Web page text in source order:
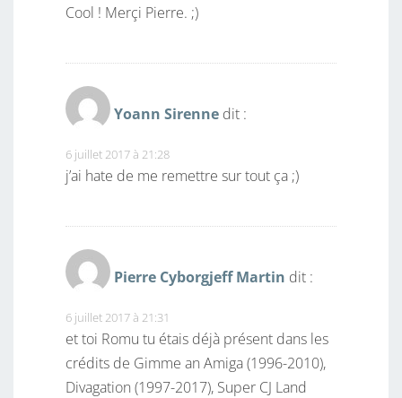
Cool ! Merçi Pierre. ;)
Yoann Sirenne dit :
6 juillet 2017 à 21:28
j’ai hate de me remettre sur tout ça ;)
Pierre Cyborgjeff Martin dit :
6 juillet 2017 à 21:31
et toi Romu tu étais déjà présent dans les
crédits de Gimme an Amiga (1996-2010),
Divagation (1997-2017), Super CJ Land